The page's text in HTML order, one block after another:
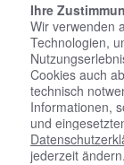
Luxus-
Ihre
Wir verwenden
Technologien,
Cookies auch
technisch
Informationen,
und
jederzeit ändern.